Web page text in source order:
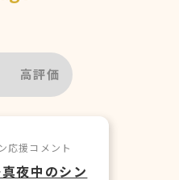
高評価
応援コメント
夜中のシン